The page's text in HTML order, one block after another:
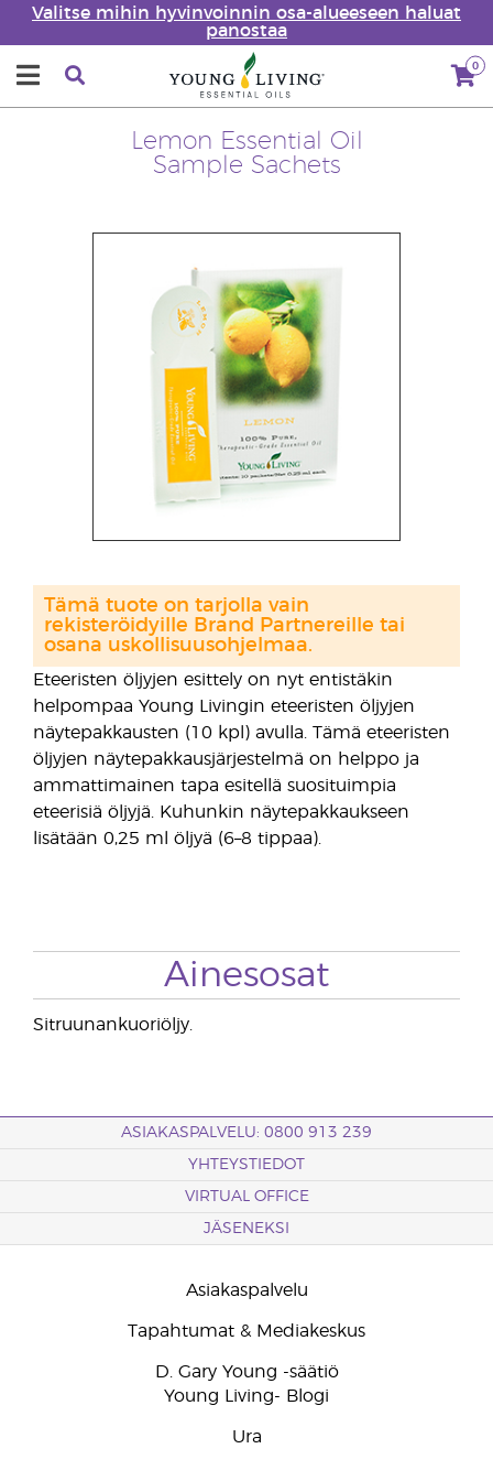
Valitse mihin hyvinvoinnin osa-alueeseen haluat
panostaa
0
Lemon Essential Oil
Sample Sachets
Eteeristen öljyjen esittely on nyt entistäkin
helpompaa Young Livingin eteeristen öljyjen
näytepakkausten (10 kpl) avulla. Tämä eteeristen
öljyjen näytepakkausjärjestelmä on helppo ja
ammattimainen tapa esitellä suosituimpia
eteerisiä öljyjä. Kuhunkin näytepakkaukseen
lisätään 0,25 ml öljyä (6–8 tippaa).
Tämä tuote on tarjolla vain
rekisteröidyille Brand Partnereille tai
osana uskollisuusohjelmaa.
Ainesosat
Sitruunankuoriöljy.
ASIAKASPALVELU: 0800 913 239
YHTEYSTIEDOT
VIRTUAL OFFICE
JÄSENEKSI
Asiakaspalvelu
Tapahtumat & Mediakeskus
D. Gary Young -säätiö
Young Living- Blogi
Ura